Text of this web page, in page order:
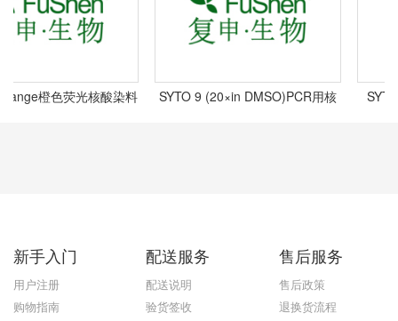
橙色荧光核酸染料
SYTO 9 (20×in DMSO)PCR用核
MiniPrep (200
(Capped),
新手入门
用户注册
购物指南
配送服务
配送说明
验货签收
售后服务
售后政策
退换货流程